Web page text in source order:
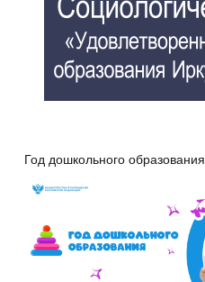
Год дошкольного образования